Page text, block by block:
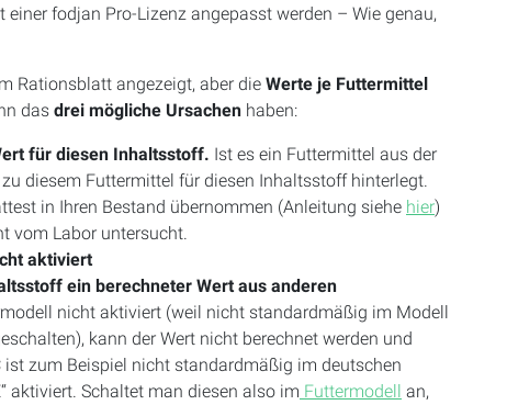
fodjan Pro-Lizenz angepasst werden – Wie genau,
Rationsblatt angezeigt, aber die Werte je Futtermittel
das drei mögliche Ursachen haben:
für diesen Inhaltsstoff. Ist es ein Futtermittel aus der
diesem Futtermittel für diesen Inhaltsstoff hinterlegt.
in Ihren Bestand übernommen (Anleitung siehe hier)
vom Labor untersucht.
aktiviert
ein berechneter Wert aus anderen
nicht aktiviert (weil nicht standardmäßig im Modell
kann der Wert nicht berechnet werden und
ist zum Beispiel nicht standardmäßig im deutschen
aktiviert. Schaltet man diesen also im Futtermodell an,